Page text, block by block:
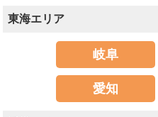
東海エリア
岐阜
愛知